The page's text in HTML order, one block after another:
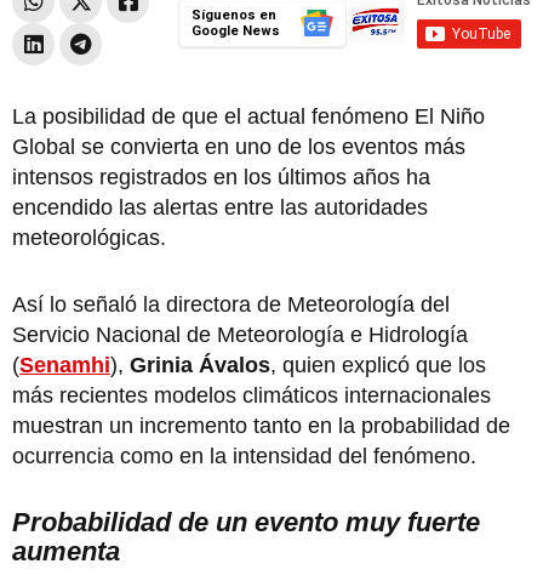
Síguenos en
Google News
La posibilidad de que el actual fenómeno El Niño
Global se convierta en uno de los eventos más
intensos registrados en los últimos años ha
encendido las alertas entre las autoridades
meteorológicas.
Así lo señaló la directora de Meteorología del
Servicio Nacional de Meteorología e Hidrología
(Senamhi), Grinia Ávalos, quien explicó que los
más recientes modelos climáticos internacionales
muestran un incremento tanto en la probabilidad de
ocurrencia como en la intensidad del fenómeno.
Probabilidad de un evento muy fuerte
aumenta